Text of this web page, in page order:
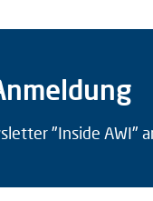
"Inside AWI"